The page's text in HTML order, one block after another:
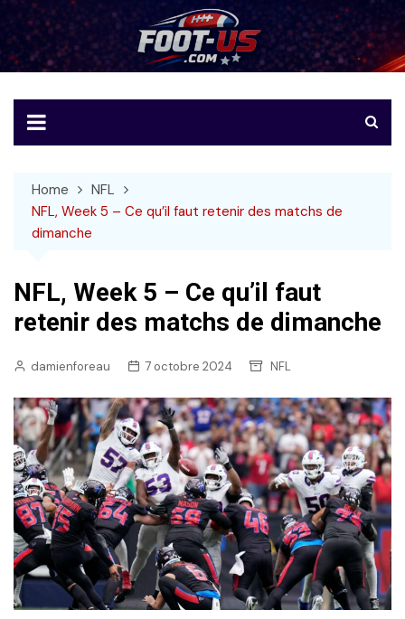
to
content
Foot-US
Le football américain en français
Home
NFL
NFL, Week 5 – Ce qu’il faut retenir des matchs de
dimanche
NFL, Week 5 – Ce qu’il faut
retenir des matchs de dimanche
damienforeau 7 octobre 2024 NFL